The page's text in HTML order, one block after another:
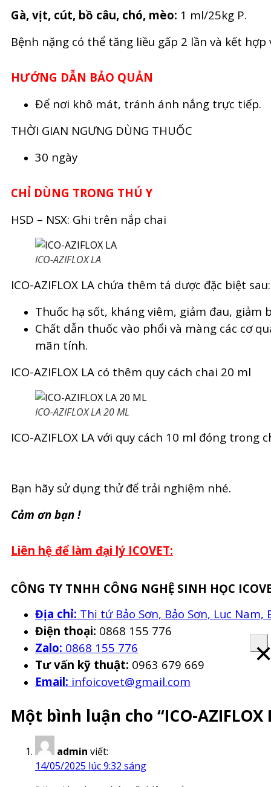
Gà, vịt, cút, bồ câu, chó, mèo: 1 ml/25kg P.
Bệnh nặng có thể tăng liều gấp 2 lần và kết hợp
HƯỚNG DẪN BẢO QUẢN
Để nơi khô mát, tránh ánh nắng trực tiếp.
THỜI GIAN NGƯNG DÙNG THUỐC
30 ngày
CHỈ DÙNG TRONG THÚ Y
HSD – NSX: Ghi trên nắp chai
ICO-AZIFLOX LA
ICO-AZIFLOX LA chứa thêm tá dược đặc biệt sau:
Thuốc hạ sốt, kháng viêm, giảm đau,
Chất dẫn thuốc vào phổi và màng các cơ
mãn tính.
ICO-AZIFLOX LA có thêm quy cách chai 20 ml
ICO-AZIFLOX LA 20 ML
ICO-AZIFLOX LA với quy cách 10 ml đóng trong
Bạn hãy sử dụng thử để trải nghiệm nhé.
Cảm ơn bạn !
Liên hệ để làm đại lý ICOVET:
CÔNG TY TNHH CÔNG NGHỆ SINH HỌC
Địa chỉ: Thị tứ Bảo Sơn, Bảo Sơn, Lục Nam,
Điện thoại: 0868 155 776
Zalo: 0868 155 776
Tư vấn kỹ thuật: 0963 679 669
Email: infoicovet@gmail.com
Một bình luận cho “ICO-AZIFLOX
admin viết:
14/05/2025 lúc 9:32 sáng